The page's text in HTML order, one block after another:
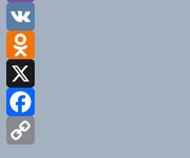
Viber
VK
Odnoklassniki
X
Facebook